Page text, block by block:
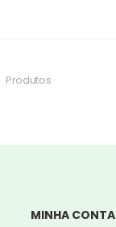
Produtos
MINHA CONTA